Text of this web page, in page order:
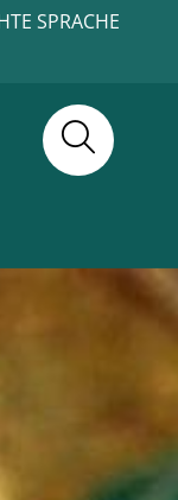
SPRACHE